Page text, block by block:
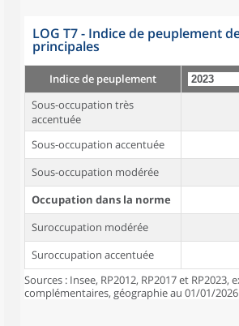
LOG T7 - Indice de peuplement
principales
Indice de peuplement
Sous-occupation très
accentuée
Sous-occupation accentuée
Sous-occupation modérée
Occupation dans la norme
Suroccupation modérée
Suroccupation accentuée
Sources : Insee, RP2012, RP2017 et RP2023,
complémentaires, géographie au 01/01/